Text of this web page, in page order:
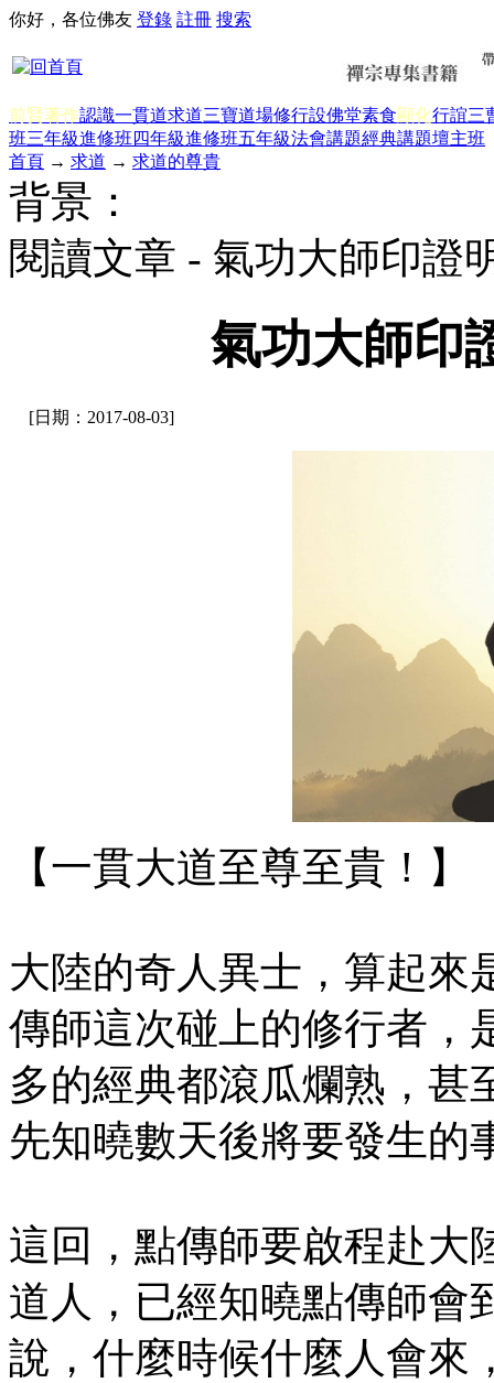
你好，各位佛友 登錄 註冊 搜索
前賢著作認識一貫道求道三寶道場修行設佛堂素食顯化行誼三
班三年級進修班四年級進修班五年級法會講題經典講題壇主班
首頁 → 求道 → 求道的尊貴
背景：
閱讀文章 - 氣功大師印證
氣功大師印
[日期：2017-08-03]
【一貫大道至尊至貴！】
大陸的奇人異士，算起來
傳師這次碰上的修行者，
多的經典都滾瓜爛熟，甚
先知曉數天後將要發生的
這回，點傳師要啟程赴大
道人，已經知曉點傳師會
說，什麼時候什麼人會來